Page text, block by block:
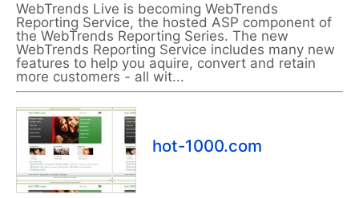
WebTrends Live is becoming WebTrends
Reporting Service, the hosted ASP component of
the WebTrends Reporting Series. The new
WebTrends Reporting Service includes many new
features to help you aquire, convert and retain
more customers - all wit...
hot-1000.com